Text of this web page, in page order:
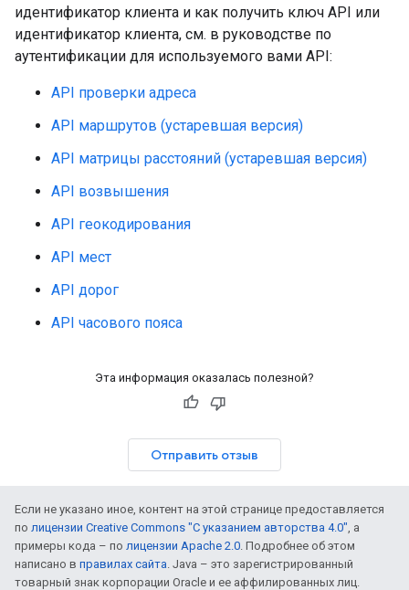
идентификатор клиента и как получить ключ API или
идентификатор клиента, см. в руководстве по
аутентификации для используемого вами API:
API проверки адреса
API маршрутов (устаревшая версия)
API матрицы расстояний (устаревшая версия)
API возвышения
API геокодирования
API мест
API дорог
API часового пояса
Эта информация оказалась полезной?
Отправить отзыв
Если не указано иное, контент на этой странице предоставляется
по лицензии Creative Commons "С указанием авторства 4.0", а
примеры кода – по лицензии Apache 2.0. Подробнее об этом
написано в правилах сайта. Java – это зарегистрированный
товарный знак корпорации Oracle и ее аффилированных лиц.